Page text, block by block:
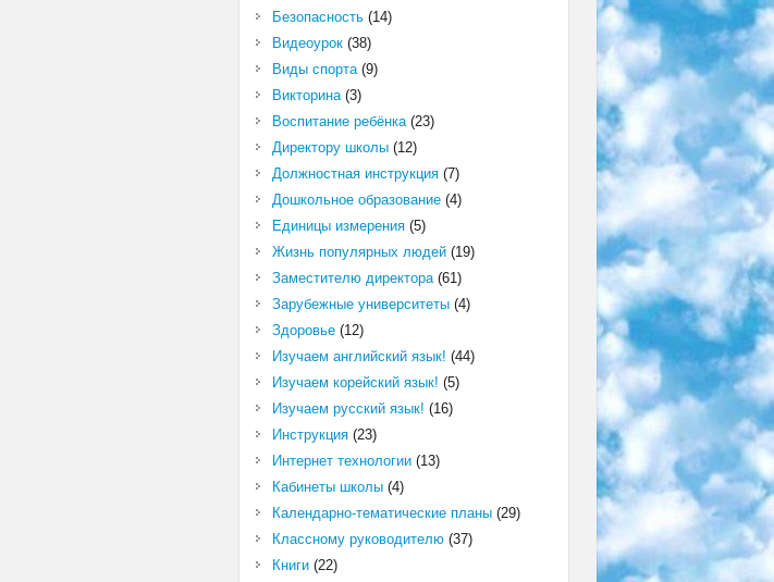
Безопасность(14)
Видеоурок(38)
Виды спорта(9)
Викторина(3)
Воспитание ребёнка(23)
Директору школы(12)
Должностная инструкция(7)
Дошкольное образование(4)
Единицы измерения(5)
Жизнь популярных людей(19)
Заместителю директора(61)
Зарубежные университеты(4)
Здоровье(12)
Изучаем английский язык! (44)
Изучаем корейский язык! (5)
Изучаем русский язык! (16)
Инструкция(23)
Интернет технологии(13)
Кабинеты школы(4)
Календарно-тематические планы(29)
Классному руководителю(37)
Книги(22)